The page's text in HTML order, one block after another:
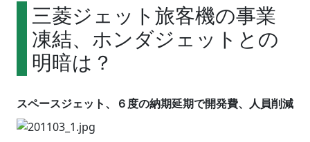
三菱ジェット旅客機の事業
凍結、ホンダジェットとの
明暗は？
スペースジェット、６度の納期延期で開発費、人員削減